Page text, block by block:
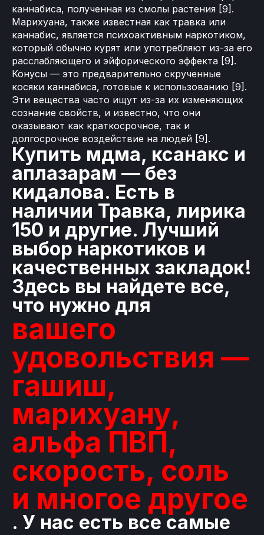
каннабиса, полученная из смолы растения [9].
Марихуана, также известная как травка или
каннабис, является психоактивным наркотиком,
который обычно курят или употребляют из-за его
расслабляющего и эйфорического эффекта [9].
Конусы — это предварительно скрученные
косяки каннабиса, готовые к использованию [9].
Эти вещества часто ищут из-за их изменяющих
сознание свойств, и известно, что они
оказывают как краткосрочное, так и
долгосрочное воздействие на людей [9].
Купить мдма, ксанакс и
аплазарам — без
кидалова. Есть в
наличии Травка, лирика
150 и другие. Лучший
выбор наркотиков и
качественных закладок!
Здесь вы найдете все,
что нужно для
вашего
удовольствия —
гашиш,
марихуану,
альфа ПВП,
скорость, соль
и многое другое
. У нас есть все самые